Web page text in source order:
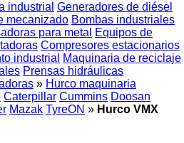
industrial Generadores de diésel
mecanizado Bombas industriales
para metal
Equipos de
Compresores estacionarios
industrial
Maquinaria de reciclaje
Prensas hidráulicas
» Hurco maquinaria
Caterpillar Cummins Doosan
Mazak TyreON » Hurco VMX